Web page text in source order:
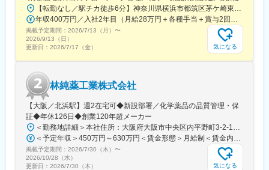
ス/トラッカーの更新・管理
■仕事魅力：
◇R&D・BD・経営の交差点で、会社の技術判断と提携判断のプロ
セスを学べる
れられる
◇スタートアップらしいスピード感の中で、専門性と実務経験を
急速に広げられる
◇海外パートナー訪問や国際学会への出張機会など、国内外でグ
ローバルな実務経験を積める
◇石川を拠点としつつ、能力・役割に応じてフルリモートも相談
可能
変更の範囲：会社の定める業務
掲載予定期間： 2026/7/13（月） 〜
2026/9/13（日）
更新日： 2026/7/17（金） 気になる
林純薬工業株式会社
【大阪／北浜駅】週2在宅可◆新設部署／化学薬品の品質管理・保
証◆年休126日◆創業120年超メーカー
掲載予定期間： 2026/7/30（木） 〜
2026/10/28（水）
更新日： 2026/7/30（木） 気になる